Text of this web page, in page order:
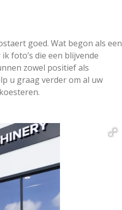
goed. Wat begon als een
foto’s die een blijvende
zowel positief als
u graag verder om al uw